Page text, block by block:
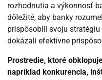
rozhodnutia a výkonnosť
dôležité, aby banky
prispôsobili svoju
dokázali efektívne
Prostredie, ktoré
napríklad konkurencia,